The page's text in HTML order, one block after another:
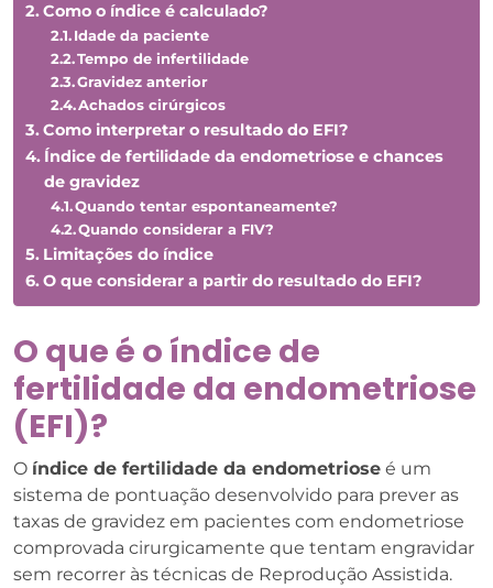
Como o índice é calculado?
Idade da paciente
Tempo de infertilidade
Gravidez anterior
Achados cirúrgicos
Como interpretar o resultado do EFI?
Índice de fertilidade da endometriose e chances
de gravidez
Quando tentar espontaneamente?
Quando considerar a FIV?
Limitações do índice
O que considerar a partir do resultado do EFI?
O que é o índice de
fertilidade da endometriose
(EFI)?
O índice de fertilidade da endometriose é um
sistema de pontuação desenvolvido para prever as
taxas de gravidez em pacientes com endometriose
comprovada cirurgicamente que tentam engravidar
sem recorrer às técnicas de Reprodução Assistida.